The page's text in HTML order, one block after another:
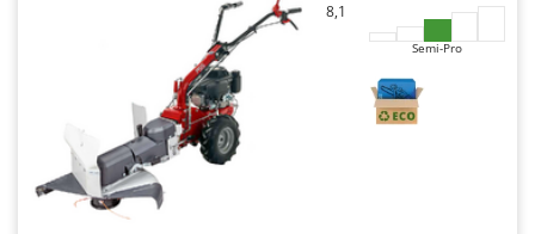
8,1
Semi-Pro